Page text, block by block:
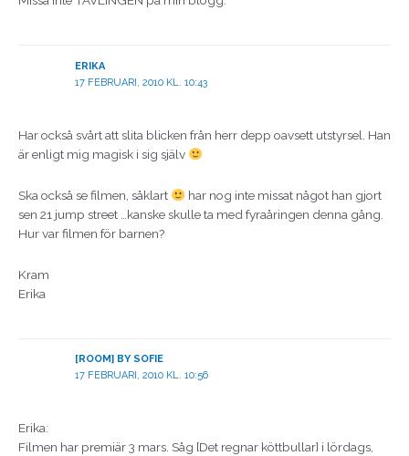
ERIKA
17 FEBRUARI, 2010 KL. 10:43
Har också svårt att slita blicken från herr depp oavsett utstyrsel. Han
är enligt mig magisk i sig själv
Ska också se filmen, såklart
har nog inte missat något han gjort
sen 21 jump street …kanske skulle ta med fyraåringen denna gång.
Hur var filmen för barnen?
Kram
Erika
[ROOM] BY SOFIE
17 FEBRUARI, 2010 KL. 10:56
Erika:
Filmen har premiär 3 mars. Såg [Det regnar köttbullar] i lördags,